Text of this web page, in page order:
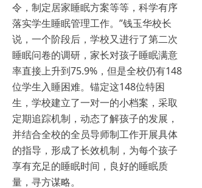
令，制定居家睡眠方案等等，科学有序
落实学生睡眠管理工作。”钱玉华校长
说，一个阶段后，学校又进行了第二次
睡眠问卷的调研，家长对孩子睡眠满意
率直接上升到75.9%，但是全校仍有148
位学生入睡困难。锚定这148位特困
生，学校建立了一对一的小档案，采取
定期追踪机制，动态了解孩子的发展，
并结合全校的全员导师制工作开展具体
的指导，形成了长效机制，为每个孩子
享有充足的睡眠时间，良好的睡眠质
量，寻方谋略。